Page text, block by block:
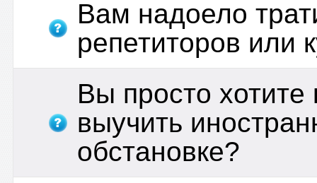
Вам надоело
репетиторов или
Вы просто хотите
выучить
обстановке?